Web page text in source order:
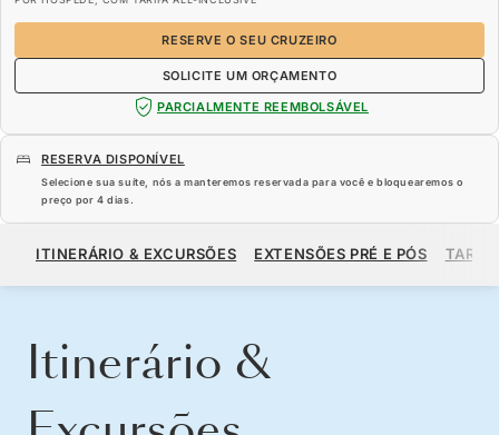
RESERVE O SEU CRUZEIRO
SOLICITE UM ORÇAMENTO
PARCIALMENTE REEMBOLSÁVEL
RESERVA DISPONÍVEL
Selecione sua suíte, nós a manteremos reservada para você e bloquearemos o
preço por 4 dias.
A PARTIR DE US$ 6.120
ITINERÁRIO & EXCURSÕES EXTENSÕES PRÉ E PÓS
Itinerário &